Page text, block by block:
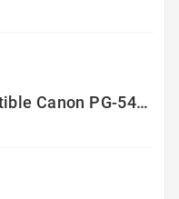
Pack Compatible Canon PG-540 XL / CL-541 XL – Noir & Couleur – Haute Capacité